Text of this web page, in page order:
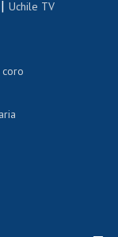
y violencia
|Uchile TV